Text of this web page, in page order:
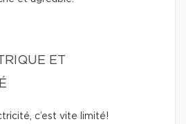
ET
c’est vite limité!